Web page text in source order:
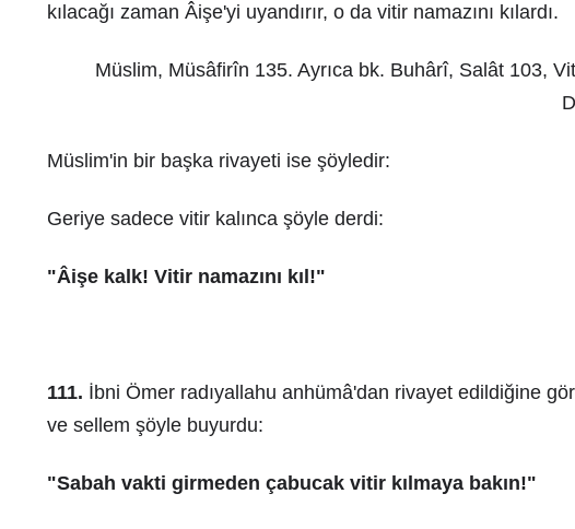
kılacağı zaman Âişe'yi uyandırır, o da vitir namazını kılardı.
Müslim, Müsâfirîn 135. Ayrıca bk. Buhârî, Salât 103,
Müslim'in bir başka rivayeti ise şöyledir:
Geriye sadece vitir kalınca şöyle derdi:
"Âişe kalk! Vitir namazını kıl!"
111. İbni Ömer radıyallahu anhümâ'dan rivayet edildiğine
ve sellem şöyle buyurdu:
"Sabah vakti girmeden çabucak vitir kılmaya bakın!"